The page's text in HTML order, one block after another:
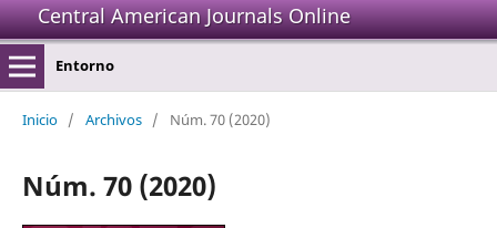
Central American Journals Online
Entorno
Inicio / Archivos / Núm. 70 (2020)
Núm. 70 (2020)